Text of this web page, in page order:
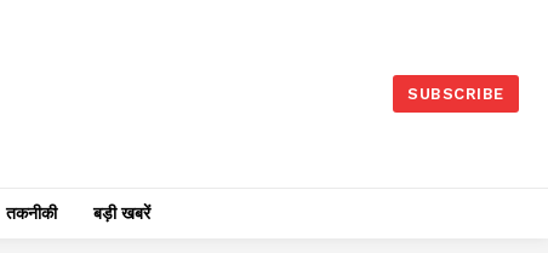
SUBSCRIBE
तकनीकी बड़ी खबरें